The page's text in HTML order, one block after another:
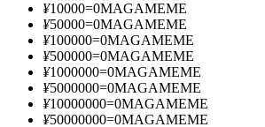
¥10000=0MAGAMEME
¥50000=0MAGAMEME
¥100000=0MAGAMEME
¥500000=0MAGAMEME
¥1000000=0MAGAMEME
¥5000000=0MAGAMEME
¥10000000=0MAGAMEME
¥50000000=0MAGAMEME